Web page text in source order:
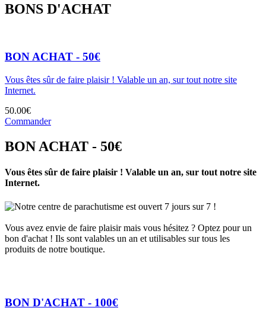
BONS D'ACHAT
BON ACHAT - 50€
Vous êtes sûr de faire plaisir ! Valable un an, sur tout notre site
Internet.
50.00€
Commander
BON ACHAT - 50€
Vous êtes sûr de faire plaisir ! Valable un an, sur tout notre site
Internet.
Notre centre de parachutisme est ouvert 7 jours sur 7 !
Vous avez envie de faire plaisir mais vous hésitez ? Optez pour un
bon d'achat ! Ils sont valables un an et utilisables sur tous les
produits de notre boutique.
BON D'ACHAT - 100€